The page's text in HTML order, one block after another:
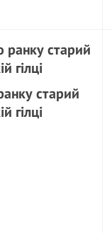
старий
гілці